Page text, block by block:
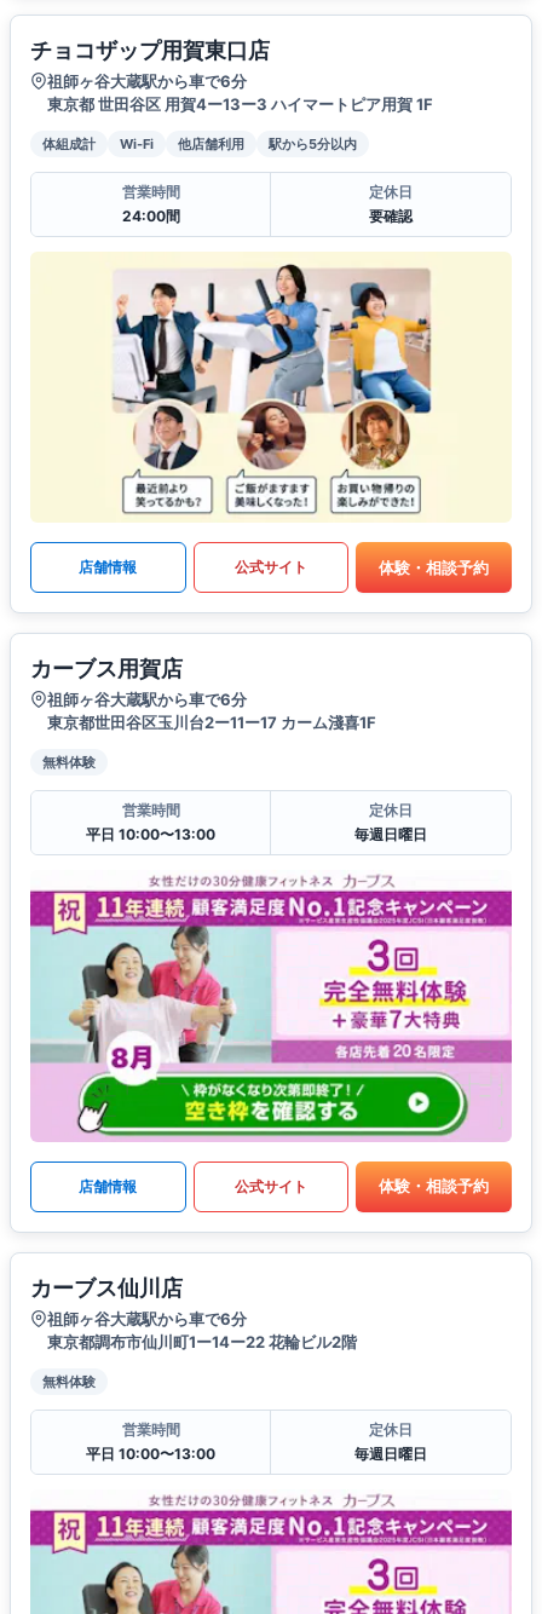
チョコザップ用賀東口店
祖師ヶ谷大蔵駅から車で6分
東京都 世田谷区 用賀4ー13ー3 ハイマートピア用賀 1F
体組成計 Wi-Fi 他店舗利用 駅から5分以内
営業時間
24:00間
定休日
要確認
店舗情報 公式サイト 体験・相談予約
カーブス用賀店
祖師ヶ谷大蔵駅から車で6分
東京都世田谷区玉川台2ー11ー17 カーム淺喜1F
無料体験
営業時間
平日 10:00〜13:00
定休日
毎週日曜日
店舗情報 公式サイト 体験・相談予約
カーブス仙川店
祖師ヶ谷大蔵駅から車で6分
東京都調布市仙川町1ー14ー22 花輪ビル2階
無料体験
営業時間
平日 10:00〜13:00
定休日
毎週日曜日